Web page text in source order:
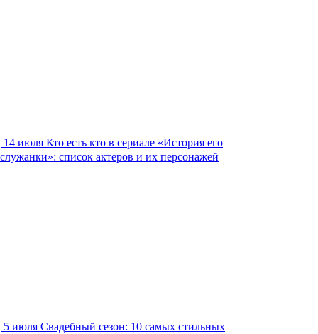
14 июля Кто есть кто в сериале «История его
служанки»: список актеров и их персонажей
5 июля Свадебный сезон: 10 самых стильных